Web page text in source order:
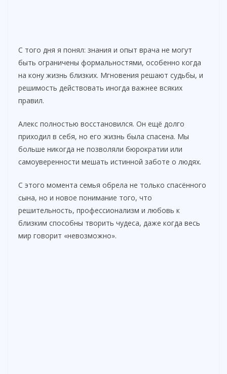
С того дня я понял: знания и опыт врача не могут
быть ограничены формальностями, особенно когда
на кону жизнь близких. Мгновения решают судьбы, и
решимость действовать иногда важнее всяких
правил.
Алекс полностью восстановился. Он ещё долго
приходил в себя, но его жизнь была спасена. Мы
больше никогда не позволяли бюрократии или
самоуверенности мешать истинной заботе о людях.
С этого момента семья обрела не только спасённого
сына, но и новое понимание того, что
решительность, профессионализм и любовь к
близким способны творить чудеса, даже когда весь
мир говорит «невозможно».